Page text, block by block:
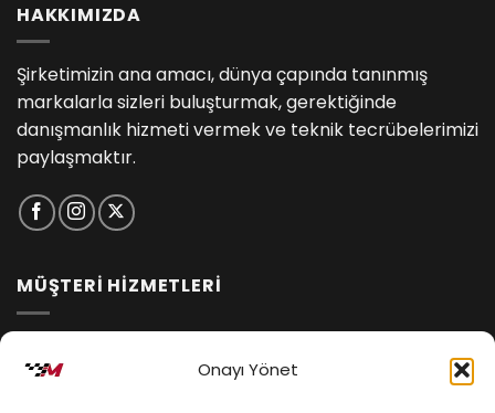
Onayı Yönet
HAKKIMIZDA
Şirketimizin ana amacı, dünya çapında tanınmış
markalarla sizleri buluşturmak, gerektiğinde
danışmanlık hizmeti vermek ve teknik tecrübelerimizi
paylaşmaktır.
MÜŞTERİ HİZMETLERİ